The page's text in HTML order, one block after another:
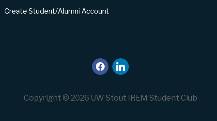
Create Student/Alumni Account
facebook
linkedin
Copyright © 2026 UW Stout IREM Student Club